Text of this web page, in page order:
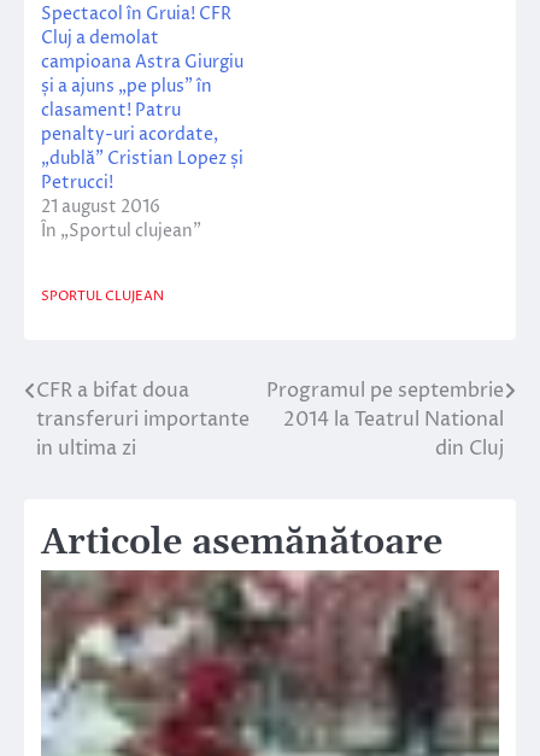
Spectacol în Gruia! CFR
Cluj a demolat
campioana Astra Giurgiu
și a ajuns „pe plus” în
clasament! Patru
penalty-uri acordate,
„dublă” Cristian Lopez și
Petrucci!
21 august 2016
În „Sportul clujean”
SPORTUL CLUJEAN
Navigare
în
CFR a bifat doua
transferuri importante
in ultima zi
Programul pe septembrie
2014 la Teatrul National
din Cluj
Articole asemănătoare